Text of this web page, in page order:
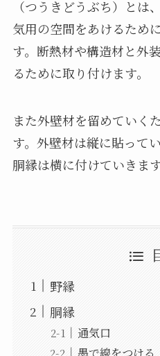
（つうきどうぶち）とは
気用の空間をあけるため
す。断熱材や構造材と外
るために取り付けます。
また外壁材を留めていく
す。外壁材は縦に貼って
胴縁は横に付けていきます
野縁
胴縁
通気口
墨で線をつける